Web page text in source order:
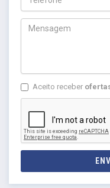
Aceito receber